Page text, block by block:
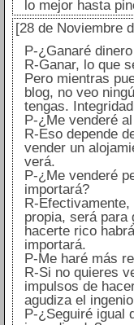
lo mejor hasta
[28 de Noviembre
P-¿Ganaré
R-Ganar, lo que
Pero mientras
blog, no veo
tengas.
P-¿Me venderé
R-Eso depende
vender un
verá.
P-¿Me venderé
importará?
R-
propia, será para
hacerte rico
importará.
P-Me haré más
R-Si no quieres
impulsos de
agudiza el
P-¿Seguiré igual